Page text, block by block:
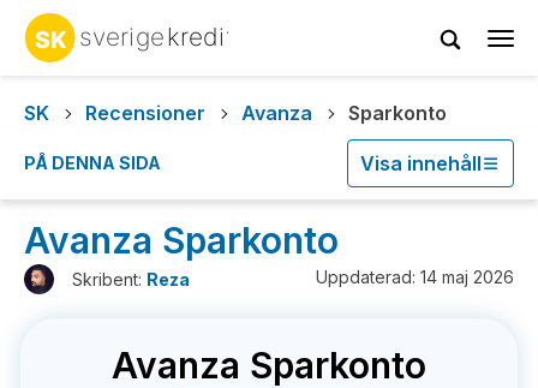
SK
Recensioner Avanza Sparkonto
PÅ DENNA SIDA Visa innehåll
Avanza Sparkonto
Skribent: Reza Uppdaterad: 14 maj 2026
Avanza Sparkonto